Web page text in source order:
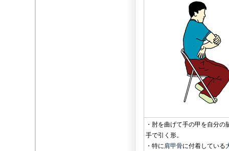
・肘を曲げて手の甲を自分
手で引く形。
・特に肩甲骨に付着している